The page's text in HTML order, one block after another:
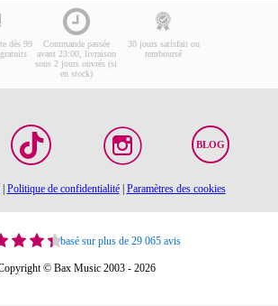
dès 99
Commande passée
avant 23:00, livraison
sous 2 jours ouvrés (si
en stock)
30 jours satisfait ou
remboursé
BLOG
| Politique de confidentialité| Paramètres des cookies
basé sur plus de 29 065 avis
© Bax Music 2003 - 2026